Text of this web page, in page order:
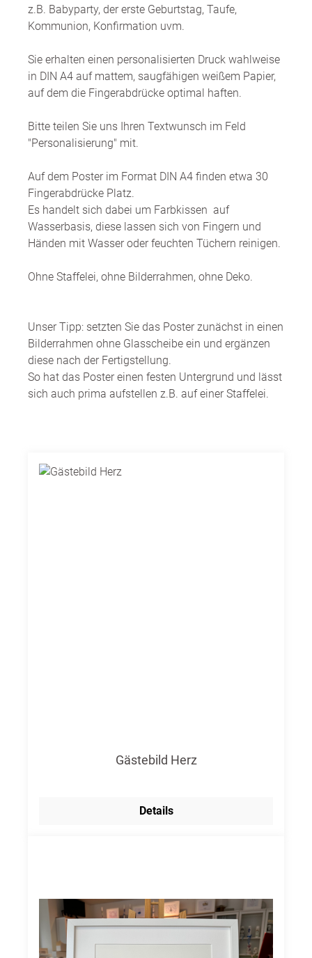
z.B. Babyparty, der erste Geburtstag, Taufe,
Kommunion, Konfirmation uvm.
Sie erhalten einen personalisierten Druck wahlweise
in DIN A4 auf mattem, saugfähigen weißem Papier,
auf dem die Fingerabdrücke optimal haften.
Bitte teilen Sie uns Ihren Textwunsch im Feld
"Personalisierung" mit.
Auf dem Poster im Format DIN A4 finden etwa 30
Fingerabdrücke Platz.
Es handelt sich dabei um Farbkissen auf
Wasserbasis, diese lassen sich von Fingern und
Händen mit Wasser oder feuchten Tüchern reinigen.
Ohne Staffelei, ohne Bilderrahmen, ohne Deko.
Unser Tipp: setzten Sie das Poster zunächst in einen
Bilderrahmen ohne Glasscheibe ein und ergänzen
diese nach der Fertigstellung.
So hat das Poster einen festen Untergrund und lässt
sich auch prima aufstellen z.B. auf einer Staffelei.
Gästebild Herz
Details